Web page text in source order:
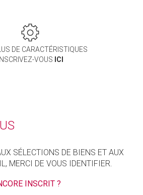
DE CARACTÉRISTIQUES
INSCRIVEZ-VOUS ICI
SÉLECTIONS DE BIENS ET AUX
MERCI DE VOUS IDENTIFIER.
INSCRIT ?